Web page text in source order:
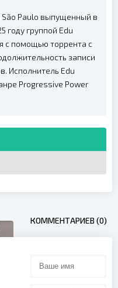
São Paulo выпущенный в
году группой Edu
с помощью торрента с
записи
Исполнитель Edu
Progressive Power
КОММЕНТАРИЕВ (0)